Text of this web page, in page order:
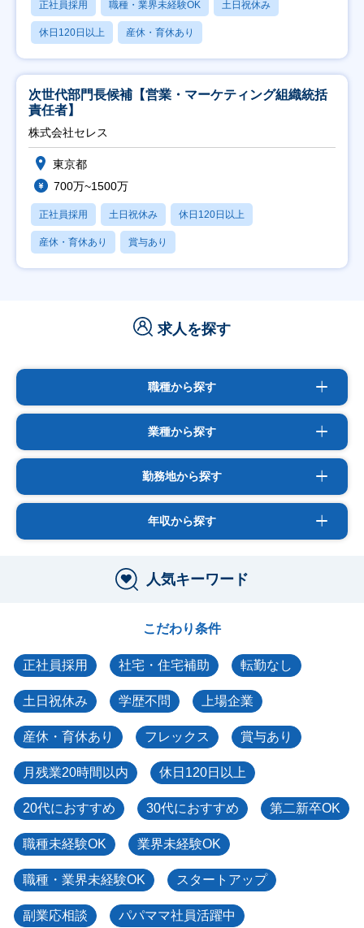
正社員採用 職種・業界未経験OK 土日祝休み
休日120日以上 産休・育休あり
次世代部門長候補【営業・マーケティング組織統括
責任者】
株式会社セレス
東京都
700万~1500万
正社員採用 土日祝休み 休日120日以上
産休・育休あり 賞与あり
求人を探す
職種から探す
業種から探す
勤務地から探す
年収から探す
人気キーワード
こだわり条件
正社員採用 社宅・住宅補助 転勤なし
土日祝休み 学歴不問 上場企業
産休・育休あり フレックス 賞与あり
月残業20時間以内 休日120日以上
20代におすすめ 30代におすすめ 第二新卒OK
職種未経験OK 業界未経験OK
職種・業界未経験OK スタートアップ
副業応相談 パパママ社員活躍中